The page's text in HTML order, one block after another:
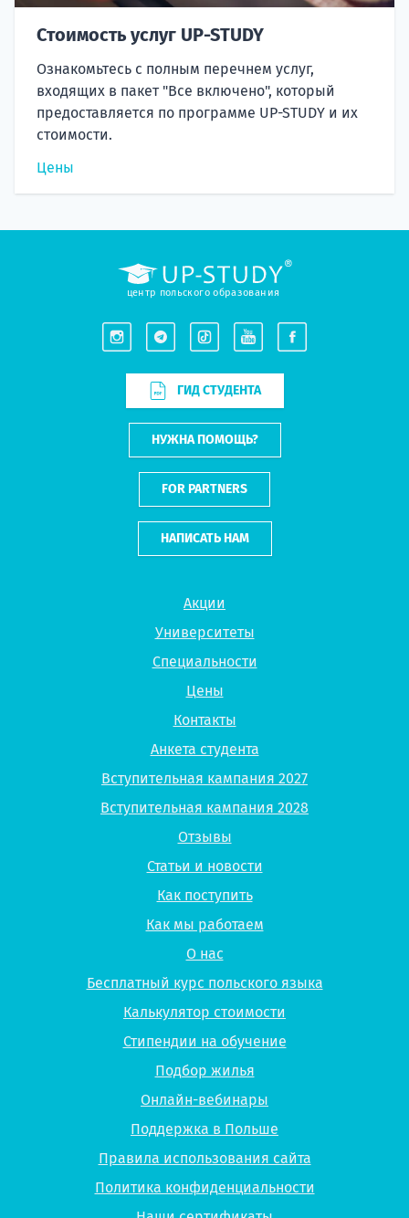
Стоимость услуг UP-STUDY
Ознакомьтесь с полным перечнем услуг,
входящих в пакет "Все включено", который
предоставляется по программе UP-STUDY и их
стоимости.
Цены
Акции
Университеты
Специальности
Цены
Контакты
Анкета студента
Вступительная кампания 2027
Вступительная кампания 2028
Отзывы
Статьи и новости
Как поступить
Как мы работаем
О нас
Бесплатный курс польского языка
Калькулятор стоимости
Стипендии на обучение
Подбор жилья
Онлайн-вебинары
Поддержка в Польше
Правила использования сайта
Политика конфиденциальности
центр польского образования
ГИД СТУДЕНТА
НУЖНА ПОМОЩЬ?
FOR PARTNERS
НАПИСАТЬ НАМ